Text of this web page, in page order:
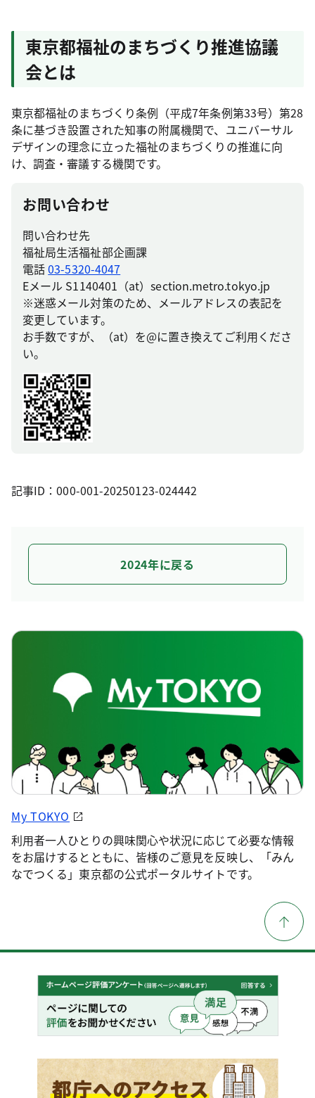
東京都福祉のまちづくり推進協議
会とは
東京都福祉のまちづくり条例（平成7年条例第33号）第28
条に基づき設置された知事の附属機関で、ユニバーサル
デザインの理念に立った福祉のまちづくりの推進に向
け、調査・審議する機関です。
お問い合わせ
問い合わせ先
福祉局生活福祉部企画課
電話03-5320-4047
Eメール S1140401（at）section.metro.tokyo.jp
※迷惑メール対策のため、メールアドレスの表記を
変更しています。
お手数ですが、（at）を@に置き換えてご利用くださ
い。
記事ID：000-001-20250123-024442
2024年に戻る
My TOKYO
利用者一人ひとりの興味関心や状況に応じて必要な情報
をお届けするとともに、皆様のご意見を反映し、「みん
なでつくる」東京都の公式ポータルサイトです。